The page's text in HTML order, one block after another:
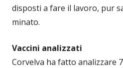
disposti a fare il lavoro, pur
minato.
Vaccini analizzati
Corvelva ha fatto analizzare